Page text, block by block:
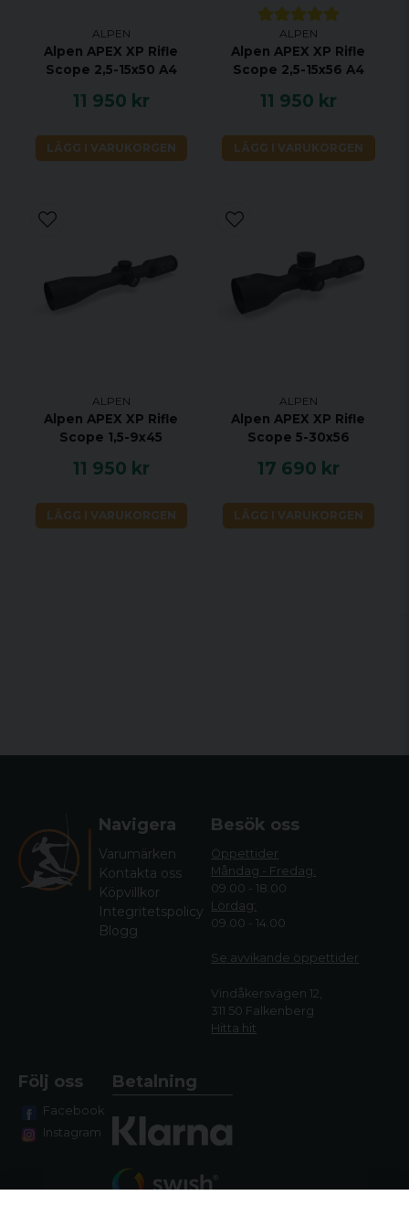
ALPEN
Alpen APEX XP Rifle
Scope 2,5-15x50 A4
11 950 kr
LÄGG I VARUKORGEN
ALPEN
Alpen APEX XP Rifle
Scope 2,5-15x56 A4
11 950 kr
LÄGG I VARUKORGEN
ALPEN
Alpen APEX XP Rifle
Scope 1,5-9x45
11 950 kr
LÄGG I VARUKORGEN
ALPEN
Alpen APEX XP Rifle
Scope 5-30x56
17 690 kr
LÄGG I VARUKORGEN
Justeringsområde sidojusteringklick: 170
Förstoring: 2,5-16x
Mittub: 30 mm
Typ av beläggning UBX
MRAD 0,1
Parallaxjustering: Ja, 10 m – 1 000 m
Nollstopp: Ja
Gasfylld: Ja
Mått: (L x B x H) 345 x 79 x 61 mm
Vikt: 615 g
Navigera
Varumärken
Kontakta oss
Köpvillkor
Integritetspolicy
Blogg
Besök oss
Öppettider
Måndag - Fredag:
09.00 - 18.00
Lördag:
09.00 - 14.00
Se avvikande öppettider
Vindåkersvägen 12,
311 50 Falkenberg
Hitta hit
Följ oss
Facebook
Instagram
Betalning